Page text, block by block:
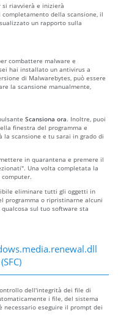
si riavvierà e inizierà
della scansione, il
un rapporto sulla
combattere malware e
hai installato un antivirus a
di Malwarebytes, può essere
la scansione manualmente,
Scansiona ora. Inoltre, puoi
finestra del programma e
la scansione e tu sarai in grado di
in quarantena e premere il
Una volta completata la
eliminare tutti gli oggetti in
programma o ripristinarne alcuni
sul tuo software sta
dell'integrità dei file di
i file, del sistema
necessario eseguire il prompt dei